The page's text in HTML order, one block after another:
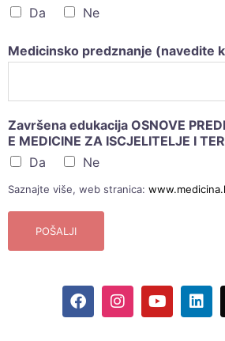
Da
Ne
Medicinsko predznanje (navedite
Završena edukacija OSNOVE
E MEDICINE ZA ISCJELITELJE I
Da
Ne
Saznajte više, web stranica:
POŠALJI